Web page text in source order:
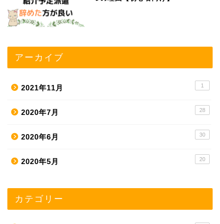
アーカイブ
2021年11月 1
2020年7月 28
2020年6月 30
2020年5月 20
カテゴリー